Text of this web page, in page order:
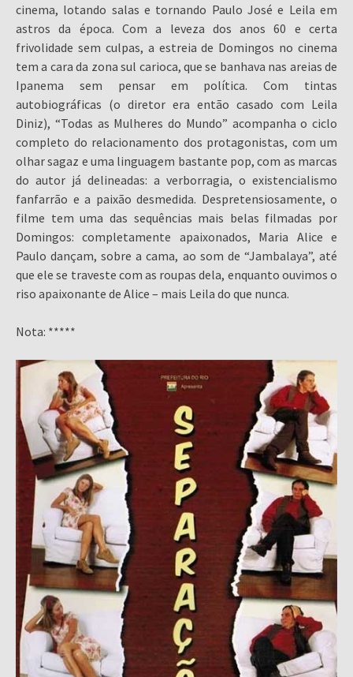
cinema, lotando salas e tornando Paulo José e Leila em
astros da época. Com a leveza dos anos 60 e certa
frivolidade sem culpas, a estreia de Domingos no cinema
tem a cara da zona sul carioca, que se banhava nas areias de
Ipanema sem pensar em política. Com tintas
autobiográficas (o diretor era então casado com Leila
Diniz), “Todas as Mulheres do Mundo” acompanha o ciclo
completo do relacionamento dos protagonistas, com um
olhar sagaz e uma linguagem bastante pop, com as marcas
do autor já delineadas: a verborragia, o existencialismo
fanfarrão e a paixão desmedida. Despretensiosamente, o
filme tem uma das sequências mais belas filmadas por
Domingos: completamente apaixonados, Maria Alice e
Paulo dançam, sobre a cama, ao som de “Jambalaya”, até
que ele se traveste com as roupas dela, enquanto ouvimos o
riso apaixonante de Alice – mais Leila do que nunca.
Nota: *****